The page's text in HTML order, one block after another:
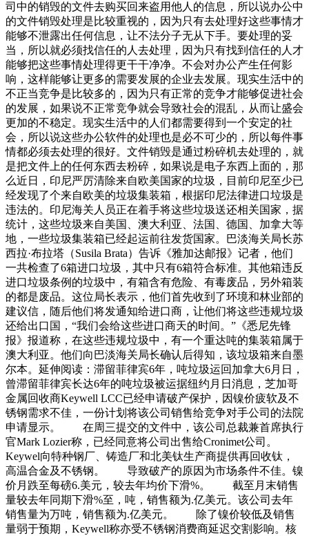
司中的销毁的文件去购买回来盗用他人的信息，所以说办公中
的文件销毁处理是比较重视的，因为只有去处理好这些事情才
能够不泄露出任何信息，让不法分子无从下手。要处理的妥
当，所以就必须找信任的人去处理，因为只有找到信任的人才
能够把这些事情处理得更干干净净。不会对办公产生任何影
响，这样能够让更多的需要发展的企业去发展。现实生活中的
不正当竞争是比较多的，因为只有正常的竞争才能够促进社会
的发展，如果说不正常竞争就会导致社会的混乱，从而让盛会
更加的不稳定。现实生活中的人们都需要得到一个安定的社
会，所以说这些办公软件的处理也是必不可少的，所以每件事
情都必须去处理的很好。文件销毁是通过粉碎机去处理的，就
是把文件上的任何东西去粉碎，如果说是电子东西上面的，那
么近日，印尼严厉清除来自欧美国家的垃圾，目前印尼至少已
经发现了个来自欧美的垃圾集装箱，根据印尼法律进口垃圾是
违法的。印尼海关人员正在着手将这些垃圾送还相关国家，据
统计，这些垃圾来自美国、澳大利亚、法国、德国、加拿大等
地，一些垃圾集装箱已经起运前往发货国家。巴淡海关局长苏
西拉·布拉塔（Susila Brata）告诉《雅加达邮报》记者，他们
一共检查了6箱进口垃圾，其中只有6箱符合标准。其他箱违反
进口垃圾条例的垃圾中，有箱含有危险、有毒废品，另外箱装
的都是废品。这位局长表示，他们首先收到了环境和林业部的
建议信，随后他们将发通知给进口商，让他们将这些违规垃圾
还给出口国，“我们会给这些进口商天的时间。”《悉尼先锋
报》报道称，在这些违规垃圾中，有一个重达吨的集装箱属于
澳大利亚。他们向巴淡海关局长确认后得知，该垃圾箱来自墨
尔本。延伸阅读：滞留菲律宾6年，吨垃圾运回加拿大6月日，
曾滞留菲律宾长达6年的吨垃圾被运据纽约月日消息，芝加哥
金属回收商Keywell LCC已经申请破产保护，因镍价疲软及不
锈钢需求不佳，一份计划将该公司销售给竞争对手公司的法院
申请显示。 在周三提交的文件中，该公司总裁兼首席执行
官Mark Lozier称，已经同意将公司出售给Cronimet公司。
Keywel向特种钢厂、铸造厂和北美钛生产商提供再回收钛，
高温合金及不锈钢。 导致破产的原因为市场条件不佳。镍
价月跌至每磅6.美元，较去年均价下滑%。 截至月末销售
量较去年同期下滑%至，吨，销售额为.亿美元。该公司去年
销售量为万吨，销售额为.亿美元。 除了镍价较低及销售
量弱于预期，Keywell称亦受不锈钢消费商延迟交割影响。核